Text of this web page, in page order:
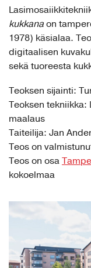
kukkana on
1978) käsialaa.
digitaalisen
sekä tuoreesta
Teoksen sijainti:
Teoksen
maalaus
Taiteilija: Jan
Teos on
Teos on osa
kokoelmaa